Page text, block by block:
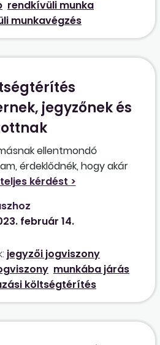
a munkaszüneti napi
a rendkívüli
pótlék is.
rendkívüli munka
munkavégzés
jegyzőnek és
ellentmondó
érdeklődnék, hogy akár
közalkalmazottról legyen
jegyzőt érintően, kell-
járás költségét vagy
február 14.
jegyzői jogviszony
munkába járás
költségtérítés